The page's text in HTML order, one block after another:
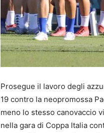
Prosegue il lavoro degli
19 contro la neopromossa
meno lo stesso canovaccio
nella gara di Coppa Italia